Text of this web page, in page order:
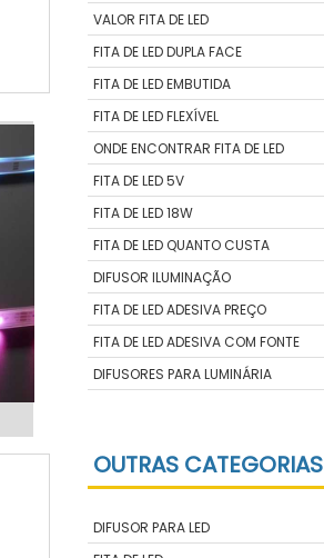
VALOR FITA DE LED
FITA DE LED DUPLA FACE
FITA DE LED EMBUTIDA
FITA DE LED FLEXÍVEL
ONDE ENCONTRAR FITA DE LED
FITA DE LED 5V
FITA DE LED 18W
FITA DE LED QUANTO CUSTA
DIFUSOR ILUMINAÇÃO
FITA DE LED ADESIVA PREÇO
FITA DE LED ADESIVA COM FONTE
DIFUSORES PARA LUMINÁRIA
OUTRAS CATEGORIAS
DIFUSOR PARA LED